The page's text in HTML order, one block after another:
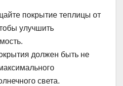
покрытие теплицы от
улучшить
должен быть не
света.